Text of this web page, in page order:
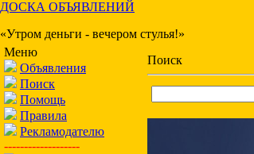
ДОСКА ОБЪЯВЛЕНИЙ
«Утром деньги - вечером стулья!»
Меню
Объявления
Поиск
Помощь
Правила
Рекламодателю
-------------------
Поиск